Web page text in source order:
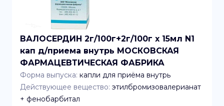
ВАЛОСЕРДИН 2г/100г+2г/100г x 15мл N1
кап д/приема внутрь МОСКОВСКАЯ
ФАРМАЦЕВТИЧЕСКАЯ ФАБРИКА
Форма выпуска: капли для приёма внутрь
Действующее вещество: этилбромизовалерианат
+ фенобарбитал